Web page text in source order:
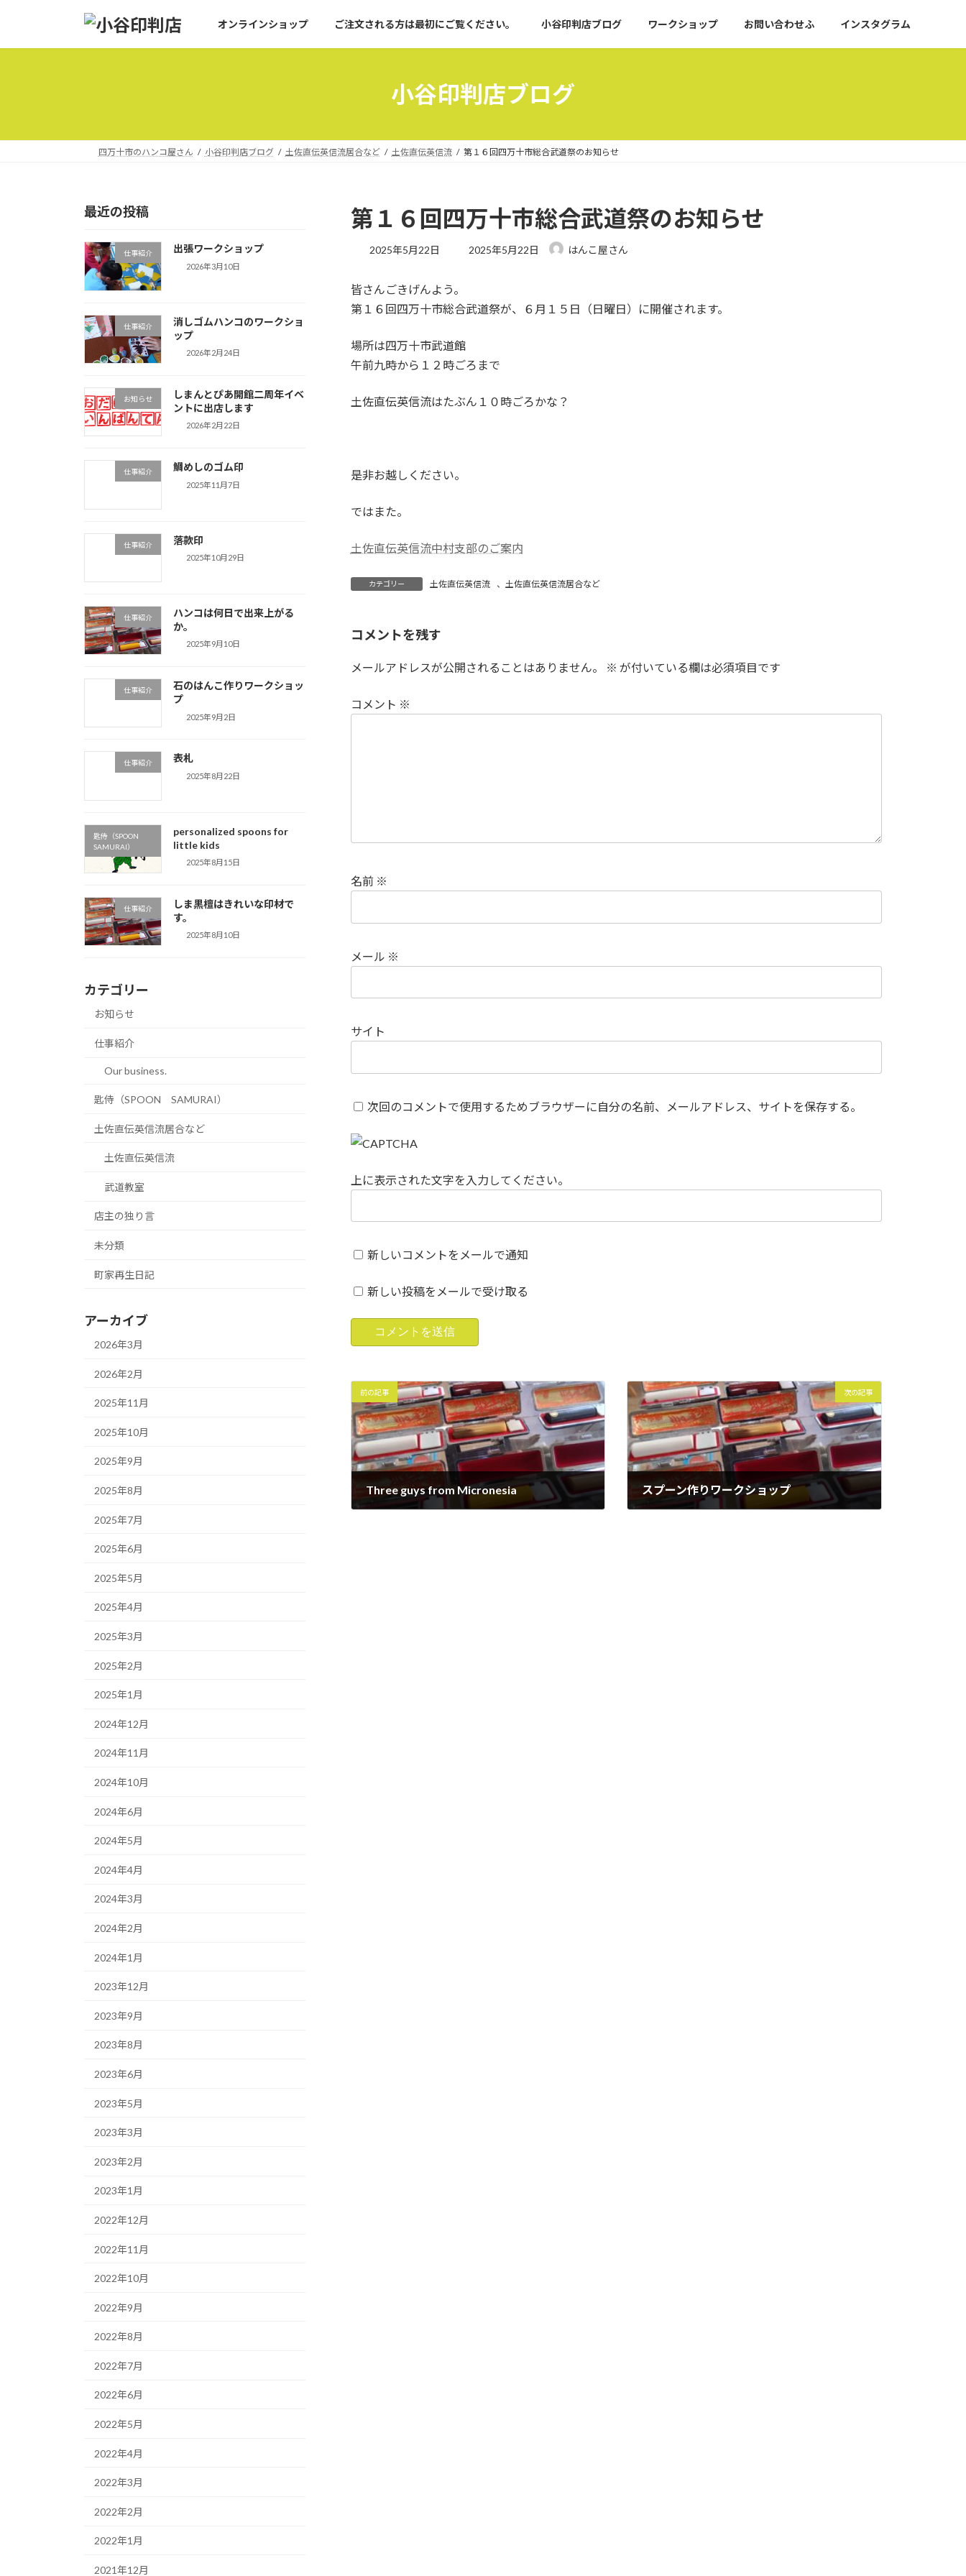
オンラインショップ ご注文される方は最初にご覧ください。 小谷印判店ブログ ワークショップ お問い合わせふ インスタグラム
小谷印判店ブログ
四万十市のハンコ屋さん 小谷印判店ブログ 土佐直伝英信流居合など 土佐直伝英信流 第１６回四万十市総合武道祭のお知らせ
第１６回四万十市総合武道祭のお知らせ
2025年5月22日
最
日
2025年5月22日 はんこ屋さん
皆さんごきげんよう。
第１６回四万十市総合武道祭が、６月１５日（日曜日）に開催されます。
場所は四万十市武道館
午前九時から１２時ごろまで
土佐直伝英信流はたぶん１０時ごろかな？
是非お越しください。
ではまた。
土佐直伝英信流中村支部のご案内
カテゴリー 土佐直伝英信流 、土佐直伝英信流居合など
コメントを残す
メールアドレスが公開されることはありません。 ※ が付いている欄は必須項目です
コメント ※
名前 ※
メール ※
サイト
次回のコメントで使用するためブラウザーに自分の名前、メールアドレス、サイトを保存する。
上に表示された文字を入力してください。
新しいコメントをメールで通知
新しい投稿をメールで受け取る
前の記事
Three guys from Micronesia
次の記事
スプーン作りワークショップ
最近の投稿
仕事紹介 出張ワークショップ
2026年3月10日
仕事紹介
消しゴムハンコのワークショ
ップ
2026年2月24日
お知らせ
しまんとぴあ開館二周年イベ
ントに出店します
2026年2月22日
仕事紹介 鯛めしのゴム印
2025年11月7日
仕事紹介 落款印
2025年10月29日
仕事紹介
ハンコは何日で出来上がる
か。
2025年9月10日
仕事紹介
石のはんこ作りワークショッ
プ
2025年9月2日
仕事紹介 表札
2025年8月22日
匙侍（SPOON
SAMURAI）
personalized spoons for
little kids
2025年8月15日
仕事紹介
しま黒檀はきれいな印材で
す。
2025年8月10日
カテゴリー
お知らせ
仕事紹介
Our business.
匙侍（SPOON SAMURAI）
土佐直伝英信流居合など
土佐直伝英信流
武道教室
店主の独り言
未分類
町家再生日記
アーカイブ
2026年3月
2026年2月
2025年11月
2025年10月
2025年9月
2025年8月
2025年7月
2025年6月
2025年5月
2025年4月
2025年3月
2025年2月
2025年1月
2024年12月
2024年11月
2024年10月
2024年6月
2024年5月
2024年4月
2024年3月
2024年2月
2024年1月
2023年12月
2023年9月
2023年8月
2023年6月
2023年5月
2023年3月
2023年2月
2023年1月
2022年12月
2022年11月
2022年10月
2022年9月
2022年8月
2022年7月
2022年6月
2022年5月
2022年4月
2022年3月
2022年2月
2022年1月
2021年12月